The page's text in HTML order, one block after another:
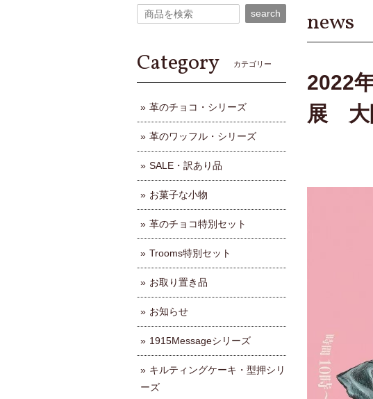
news
2022
展 大
search
Category カテゴリー
革のチョコ・シリーズ
革のワッフル・シリーズ
SALE・訳あり品
お菓子な小物
革のチョコ特別セット
Trooms特別セット
お取り置き品
お知らせ
1915Messageシリーズ
キルティングケーキ・型押シリ
ーズ